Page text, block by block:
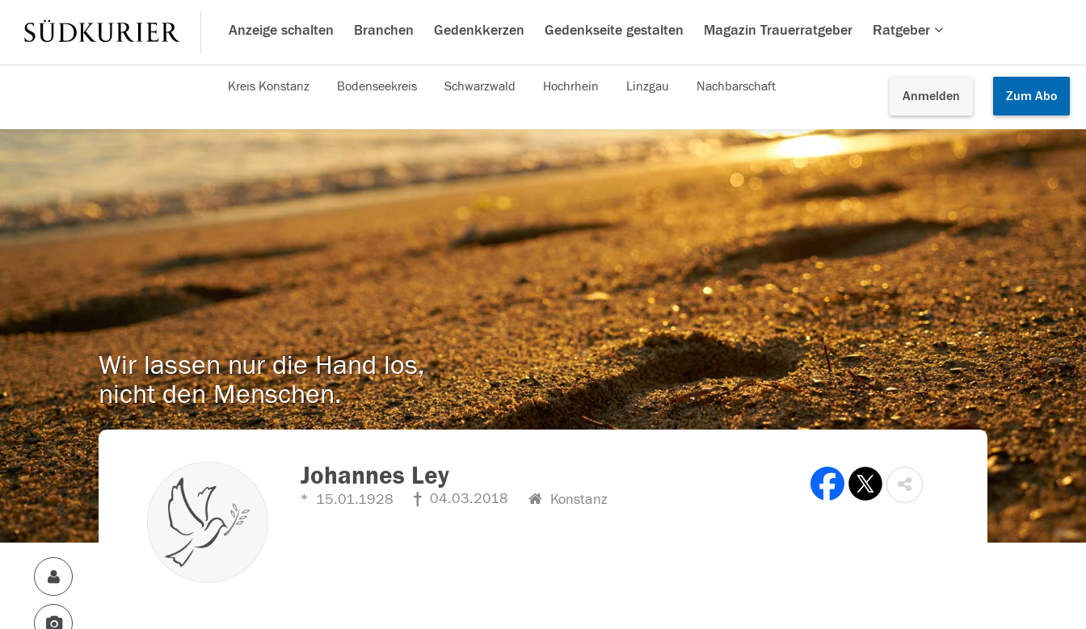
Anzeige schalten Branchen Gedenkkerzen Gedenkseite gestalten Magazin Trauerratgeber Ratgeber
Anmelden Zum Abo
Kreis Konstanz Bodenseekreis Schwarzwald Hochrhein Linzgau Nachbarschaft
Wir lassen nur die Hand los,
nicht den Menschen.
Johannes Ley
15.01.1928 04.03.2018 Konstanz